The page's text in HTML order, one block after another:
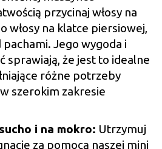
przycinaj włosy na
włosy na klatce piersiowej,
pachami. Jego wygoda i
sprawiają, że jest to idealne
różne potrzeby
szerokim zakresie
i na mokro: Utrzymuj
za pomocą naszej mini